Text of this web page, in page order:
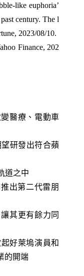
like euphoria’
century. The l
2023/08/10.
Finance, 202
醫療、電動車
望研發出符合蘋
道之中
出第二代雷朋
其更有餘力同
好萊塢演員和
的開端